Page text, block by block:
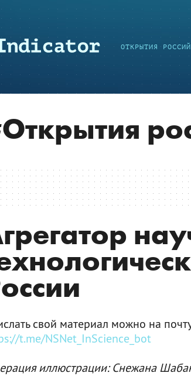
ОТКРЫТИЯ
Открытия
свой материал можно на
t.me/NSNet_InScience_bot
иллюстрации: Снежана